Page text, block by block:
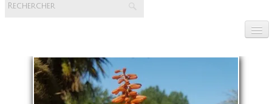
La pépinière
Boutique▼